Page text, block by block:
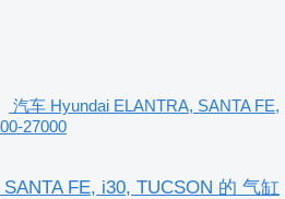
汽车 Hyundai ELANTRA, SANTA FE,
27000
FE, i30, TUCSON 的 气缸